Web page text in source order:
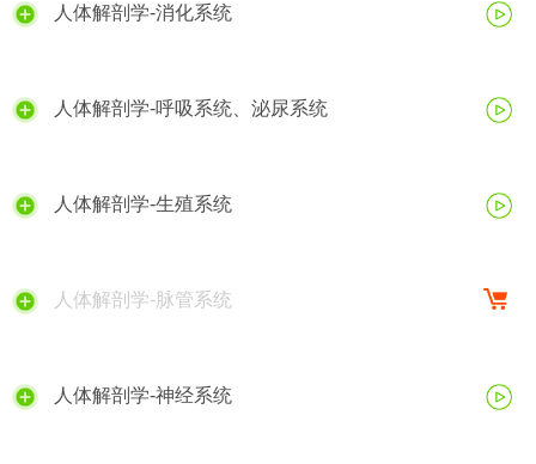
人体解剖学-消化系统
人体解剖学-呼吸系统、泌尿系统
人体解剖学-生殖系统
人体解剖学-脉管系统
人体解剖学-神经系统